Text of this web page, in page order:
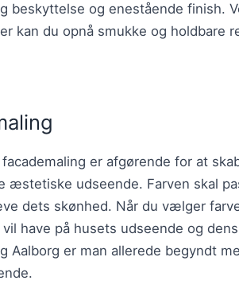
beskyttelse og enestående finish.
kan du opnå smukke og holdbare
er afgørende for at
æstetiske udseende. Farven skal
dets skønhed. Når du vælger
have på husets udseende og
Aalborg er man allerede begyndt